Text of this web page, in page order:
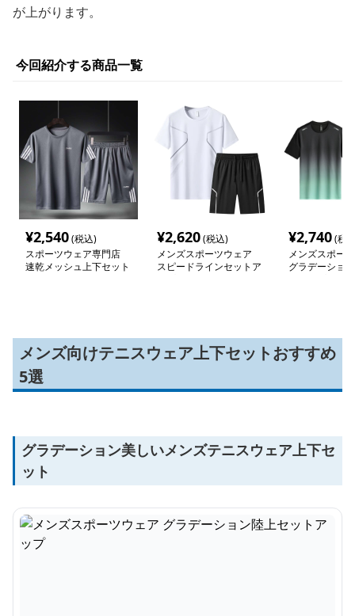
が上がります。
今回紹介する商品一覧
¥2,540(税込)
スポーツウェア専門店
速乾メッシュ上下セット
¥2,620(税込)
メンズスポーツウェア
スピードラインセットア
¥2,740(税
メンズスポー
グラデーショ
メンズ向けテニスウェア上下セットおすすめ
5選
グラデーション美しいメンズテニスウェア上下セ
ット